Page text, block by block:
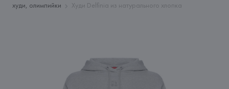
худи, олимпийки
Худи Delfinia из натурального хлопка